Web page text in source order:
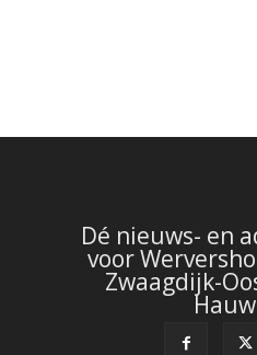
Dé nieuws- en
voor
Zwaagdijk-